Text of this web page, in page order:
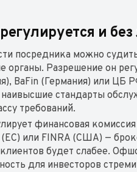
и
посредника можно
органы. Разрешение он
BaFin (Германия) или ЦБ
стандарты
требований.
финансовая
(ЕС) или FINRA (США) —
клиентов будет слабее.
для инвесторов